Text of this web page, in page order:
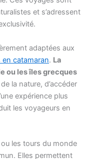
et s’adressent
adaptées aux
en catamaran. La
ou les îles grecques
la nature, d’accéder
expérience plus
les voyageurs en
les tours du monde
Elles permettent